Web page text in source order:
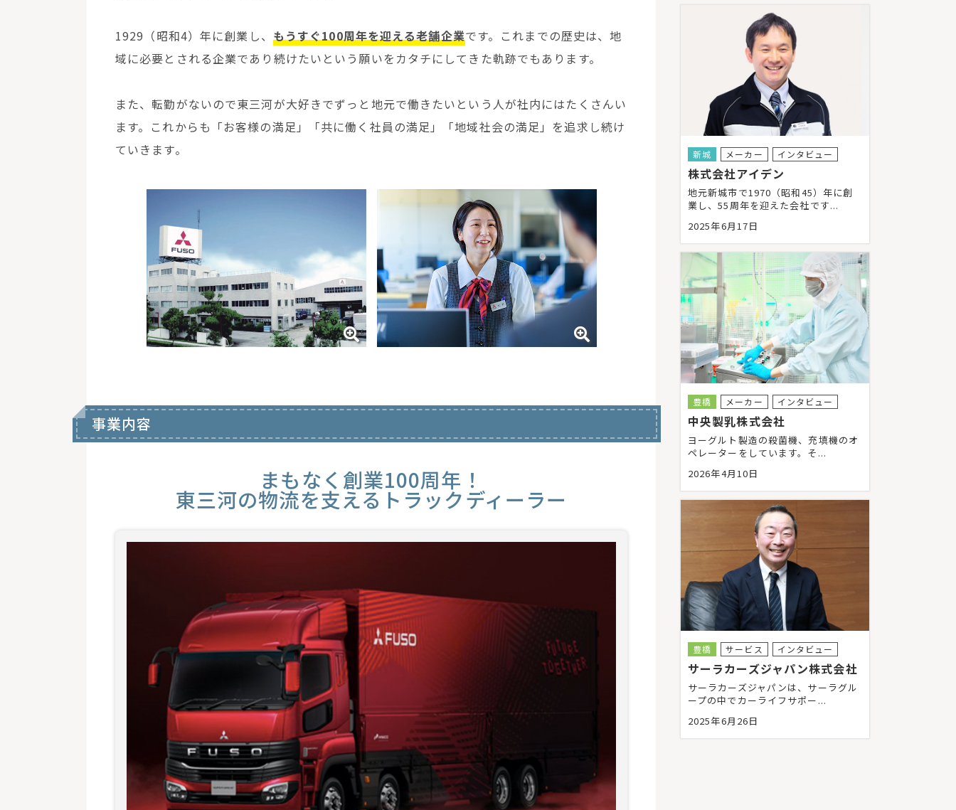
1929（昭和4）年に創業し、 もうすぐ100周年を迎える老舗企業です。これまでの歴史は、地
域に必要とされる企業であり続けたいという願いをカタチにしてきた軌跡でもあります。
また、転勤がないので東三河が大好きでずっと地元で働きたいという人が社内にはたくさんい
ます。これからも「お客様の満足」「共に働く社員の満足」「地域社会の満足」を追求し続け
ていきます。
事業内容
まもなく創業100周年！
東三河の物流を支えるトラックディーラー
新城 メーカー インタビュー
株式会社アイデン
地元新城市で1970（昭和45）年に創
業し、55周年を迎えた会社です...
2025年6月17日
豊橋 メーカー インタビュー
中央製乳株式会社
ヨーグルト製造の殺菌機、充填機のオ
ペレーターをしています。そ...
2026年4月10日
豊橋 サービス インタビュー
サーラカーズジャパン株式会社
サーラカーズジャパンは、サーラグル
ープの中でカーライフサポー...
2025年6月26日